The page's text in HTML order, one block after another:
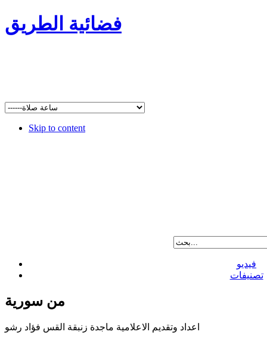
فضائية الطريق
Skip to content
فيديو
تصنيفات
من سورية
اعداد وتقديم الاعلامية ماجدة زنبقة القس فؤاد رشو